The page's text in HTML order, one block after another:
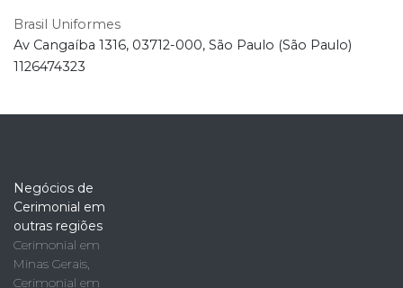
Brasil Uniformes
Av Cangaíba 1316, 03712-000, São Paulo (São Paulo)
1126474323
Negócios de
Cerimonial em
outras regiões
Cerimonial em
Minas Gerais
Cerimonial em